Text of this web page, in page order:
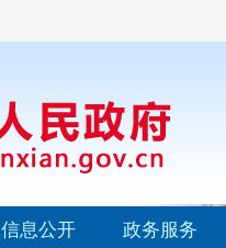
信息公开 政务服务